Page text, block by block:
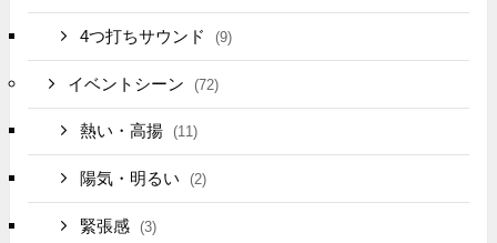
4つ打ちサウンド (9)
イベントシーン (72)
熱い・高揚 (11)
陽気・明るい (2)
緊張感 (3)